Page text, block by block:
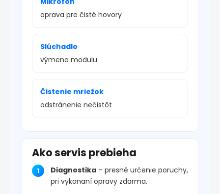
oprava pre čisté hovory
Slúchadlo
výmena modulu
Čistenie mriežok
odstránenie nečistôt
Ako servis prebieha
Diagnostika – presné určenie poruchy,
pri vykonaní opravy zdarma.